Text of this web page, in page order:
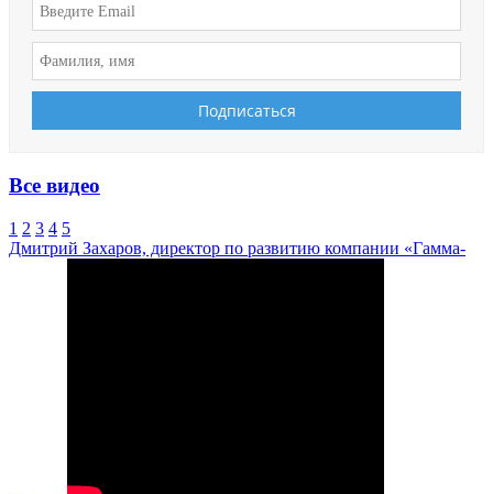
Все видео
1 2 3 4 5
Дмитрий Захаров, директор по развитию компании «Гамма-